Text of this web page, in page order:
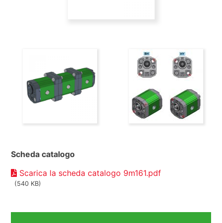
Scheda catalogo
Scarica la scheda catalogo 9m161.pdf
(540 KB)